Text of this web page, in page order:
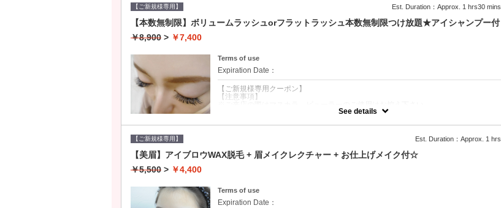
■イベント前☆いつもよりちょっと多めに♪
【ご新規様専用】 Est. Duration：Approx. 1 hrs30 mins
【本数無制限】ボリュームラッシュorフラットラッシュ本数無制限つけ放題★アイシャンプー付
￥8,900 > ￥7,400
Terms of use
Expiration Date：
【ご新規様専用クーポン】
【注意事項】
※ご予約時間から5分以上遅れるとご希望の本数が付けられない場合がございます。
◆本数無制限！つけ放題はT-lashにお任せください。
See details
【ご新規様専用】 Est. Duration：Approx. 1 hrs
【美眉】アイブロウWAX脱毛 + 眉メイクレクチャー + お仕上げメイク付☆
￥5,500 > ￥4,400
Terms of use
Expiration Date：